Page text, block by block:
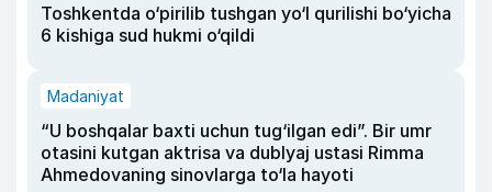
Toshkentda o‘pirilib tushgan yo‘l qurilishi bo‘yicha
6 kishiga sud hukmi o‘qildi
Madaniyat
“U boshqalar baxti uchun tug‘ilgan edi”. Bir umr
otasini kutgan aktrisa va dublyaj ustasi Rimma
Ahmedovaning sinovlarga to‘la hayoti